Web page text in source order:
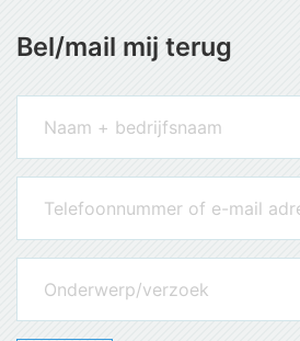
Bel/mail mij terug